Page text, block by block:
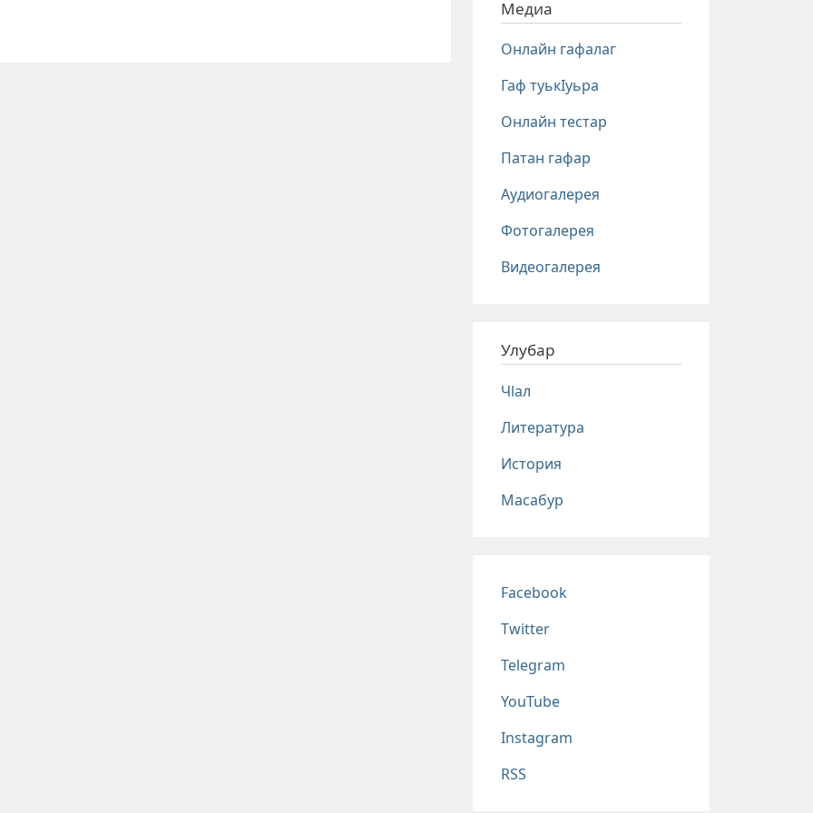
Медиа
Онлайн гафалаг
Гаф туькIуьра
Онлайн тестар
Патан гафар
Аудиогалерея
Фотогалерея
Видеогалерея
Улубар
Чlал
Литература
История
Масабур
Соц сети
Facebook
Twitter
Telegram
YouTube
Instagram
RSS